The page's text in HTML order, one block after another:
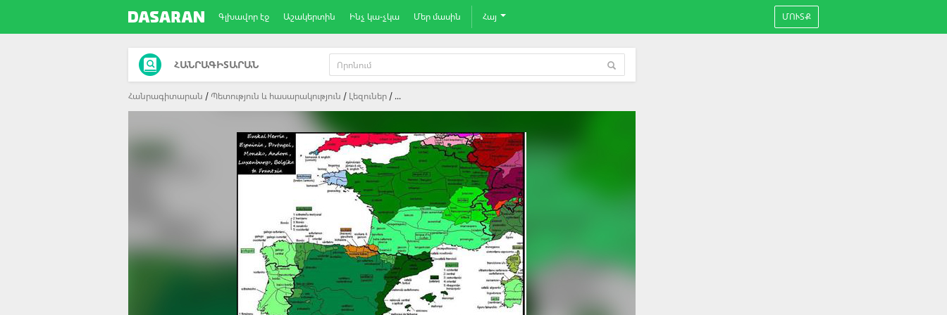
Գլխավոր էջ Աշակերտին Ինչ կա-չկա Մեր մասին Հայ ՄՈՒՏՔ
ՀԱՆՐԱԳԻՏԱՐԱՆ
Հանրագիտարան Պետություն և հասարակություն Լեզուներ ...